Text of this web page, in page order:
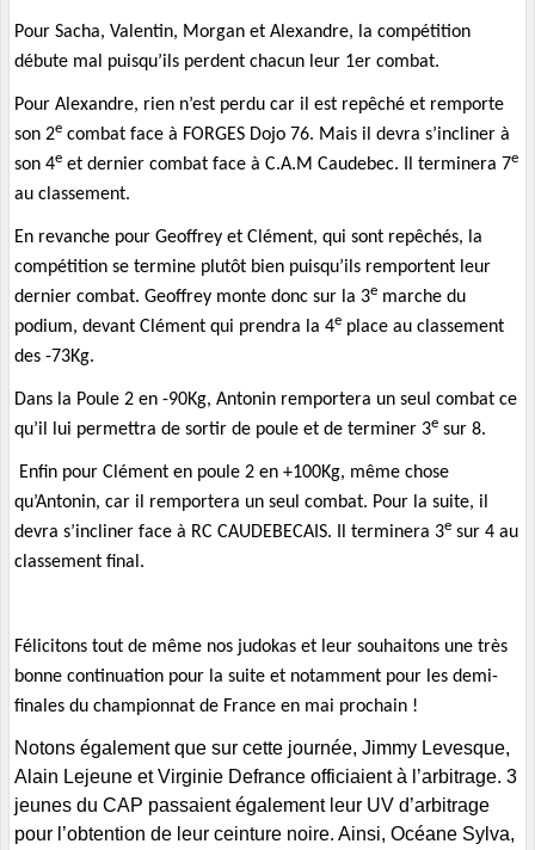
Pour Sacha, Valentin, Morgan et Alexandre, la compétition
débute mal puisqu’ils perdent chacun leur 1er combat.
Pour Alexandre, rien n’est perdu car il est repêché et remporte
son 2e combat face à FORGES Dojo 76. Mais il devra s’incliner à
son 4e et dernier combat face à C.A.M Caudebec. Il terminera 7e
au classement.
En revanche pour Geoffrey et Clément, qui sont repêchés, la
compétition se termine plutôt bien puisqu’ils remportent leur
dernier combat. Geoffrey monte donc sur la 3e marche du
podium, devant Clément qui prendra la 4e place au classement
des -73Kg.
Dans la Poule 2 en -90Kg, Antonin remportera un seul combat ce
qu’il lui permettra de sortir de poule et de terminer 3e sur 8.
Enfin pour Clément en poule 2 en +100Kg, même chose
qu’Antonin, car il remportera un seul combat. Pour la suite, il
devra s’incliner face à RC CAUDEBECAIS. Il terminera 3e sur 4 au
classement final.
Félicitons tout de même nos judokas et leur souhaitons une très
bonne continuation pour la suite et notamment pour les demi-
finales du championnat de France en mai prochain !
Notons également que sur cette journée, Jimmy Levesque,
Alain Lejeune et Virginie Defrance officiaient à l’arbitrage. 3
jeunes du CAP passaient également leur UV d’arbitrage
pour l’obtention de leur ceinture noire. Ainsi, Océane Sylva,